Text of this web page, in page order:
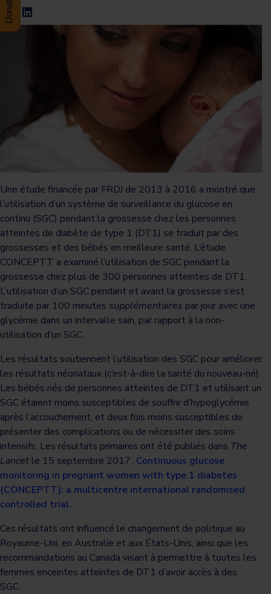
Une étude financée par FRDJ de 2013 à 2016 a montré que
l’utilisation d’un système de surveillance du glucose en
continu (SGC) pendant la grossesse chez les personnes
atteintes de diabète de type 1 (DT1) se traduit par des
grossesses et des bébés en meilleure santé. L’étude
CONCEPTT a examiné l’utilisation de SGC pendant la
grossesse chez plus de 300 personnes atteintes de DT1.
L’utilisation d’un SGC pendant et avant la grossesse s’est
traduite par 100 minutes supplémentaires par jour avec une
glycémie dans un intervalle sain, par rapport à la non-
utilisation d’un SGC.
Les résultats soutiennent l’utilisation des SGC pour améliorer
les résultats néonataux (c’est-à-dire la santé du nouveau-né).
Les bébés nés de personnes atteintes de DT1 et utilisant un
SGC étaient moins susceptibles de souffrir d’hypoglycémie
après l’accouchement, et deux fois moins susceptibles de
présenter des complications ou de nécessiter des soins
intensifs. Les résultats primaires ont été publiés dans The
Lancet le 15 septembre 2017 : Continuous glucose
monitoring in pregnant women with type 1 diabetes
(CONCEPTT): a multicentre international randomised
controlled trial.
Ces résultats ont influencé le changement de politique au
Royaume-Uni, en Australie et aux États-Unis, ainsi que les
recommandations au Canada visant à permettre à toutes les
femmes enceintes atteintes de DT1 d’avoir accès à des
SGC.